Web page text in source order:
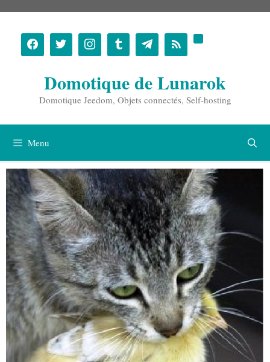
contenu
Domotique de Lunarok
Domotique Jeedom, Objets connectés, Self-hosting
Menu